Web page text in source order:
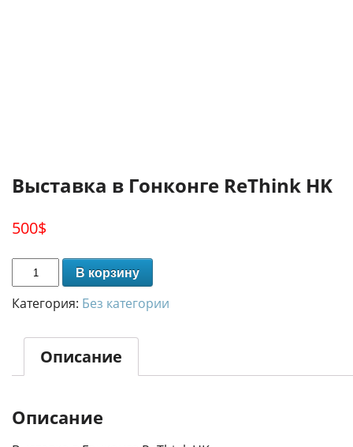
Выставка в Гонконге ReThink HK
500$
В корзину
Категория: Без категории
Описание
Описание